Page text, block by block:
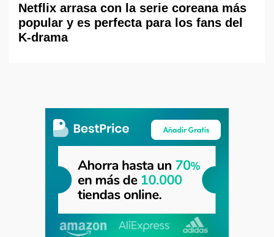
Netflix arrasa con la serie coreana más
popular y es perfecta para los fans del
K-drama